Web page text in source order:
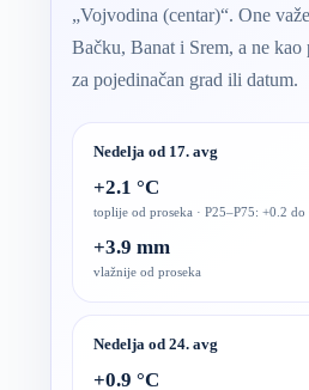
„Vojvodina (centar)“. One
Bačku, Banat i Srem, a ne kao
za pojedinačan grad ili datum.
Nedelja od 17. avg
+2.1 °C
toplije od proseka · P25–P75: +0.2 do
+3.9 mm
vlažnije od proseka
Nedelja od 24. avg
+0.9 °C